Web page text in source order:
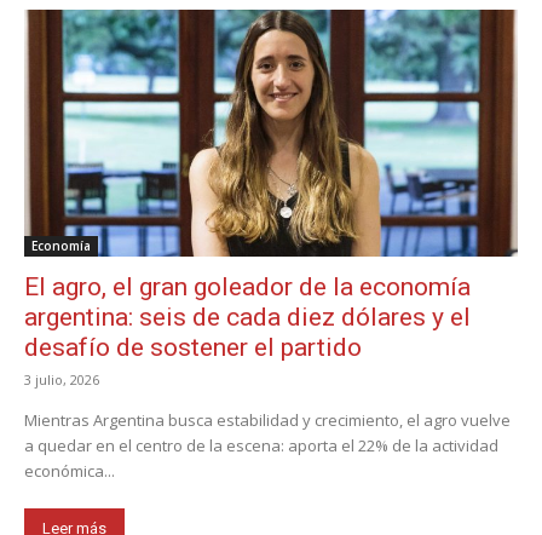
Economía
El agro, el gran goleador de la economía
argentina: seis de cada diez dólares y el
desafío de sostener el partido
3 julio, 2026
Mientras Argentina busca estabilidad y crecimiento, el agro vuelve
a quedar en el centro de la escena: aporta el 22% de la actividad
económica...
Leer más